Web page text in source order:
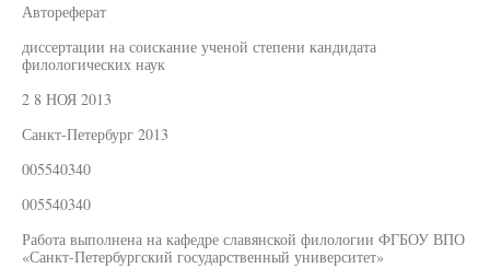
Автореферат
диссертации на соискание ученой степени кандидата
филологических наук
2 8 НОЯ 2013
Санкт-Петербург 2013
005540340
005540340
Работа выполнена на кафедре славянской филологии ФГБОУ ВПО
«Санкт-Петербургский государственный университет»